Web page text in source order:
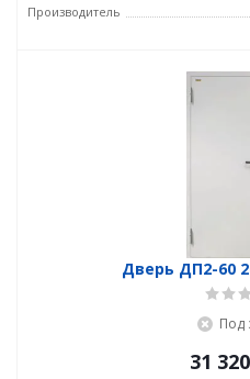
Производитель
Дверь ДП2-60
Под
31 320